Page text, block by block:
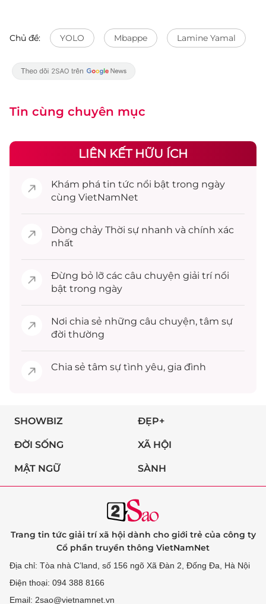
Chủ đề: YOLO Mbappe Lamine Yamal
Tin cùng chuyên mục
LIÊN KẾT HỮU ÍCH
Khám phá tin tức nổi bật trong ngày
cùng VietNamNet
Dòng chảy Thời sự nhanh và chính xác
nhất
Đừng bỏ lỡ các câu chuyện giải trínổi
bật trong ngày
Nơi chia sẻ những câu chuyện, tâm sự
đời thường
Chia sẻ tâm sự tình yêu, gia đình
SHOWBIZ ĐẸP+
ĐỜI SỐNG XÃ HỘI
MẬT NGỮ SÀNH
Trang tin tức giải trí xã hội dành cho giới trẻ của công ty
Cổ phần truyền thông VietNamNet
Địa chỉ: Tòa nhà C’land, số 156 ngõ Xã Đàn 2, Đống Đa, Hà Nội
Điện thoại: 094 388 8166
Email: 2sao@vietnamnet.vn